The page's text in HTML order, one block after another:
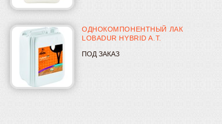
ОДНОКОМПОНЕНТНЫЙ ЛАК
LOBADUR HYBRID A.T.
ПОД ЗАКАЗ